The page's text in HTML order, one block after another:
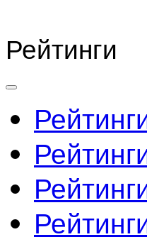
Рейтинги